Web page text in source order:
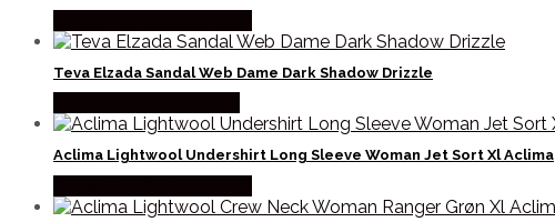
Teva Elzada Sandal Web Dame Dark Shadow Drizzle
Aclima Lightwool Undershirt Long Sleeve Woman Jet Sort Xl Aclima